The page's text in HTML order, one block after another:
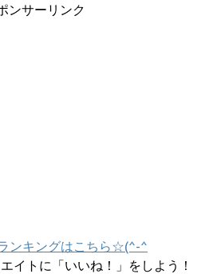
ンサーリンク
ンキングはこちら☆(^-^
イトに「いいね！」をしよう！